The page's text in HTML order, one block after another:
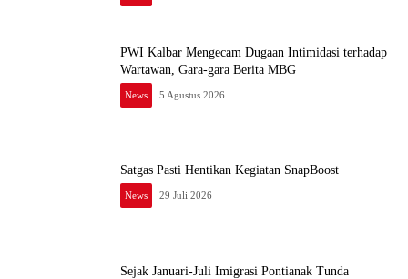
PWI Kalbar Mengecam Dugaan Intimidasi terhadap
Wartawan, Gara-gara Berita MBG
News 5 Agustus 2026
Satgas Pasti Hentikan Kegiatan SnapBoost
News 29 Juli 2026
Sejak Januari-Juli Imigrasi Pontianak Tunda